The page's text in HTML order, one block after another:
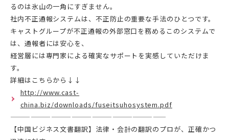
るのは氷山の一角にすぎません。
社内不正通報システムは、不正防止の重要な手法のひとつです。
キャストグループが不正通報の外部窓口を務めるこのシステムで
は、通報者には安心を、
経営層には専門家による確実なサポートを実感していただけま
す。
詳細はこちらから↓↓
http://www.cast-
china.biz/downloads/fuseitsuhosystem.pdf
———————————————————————
【中国ビジネス文書翻訳】法律・会計の翻訳のプロが、正確かつ